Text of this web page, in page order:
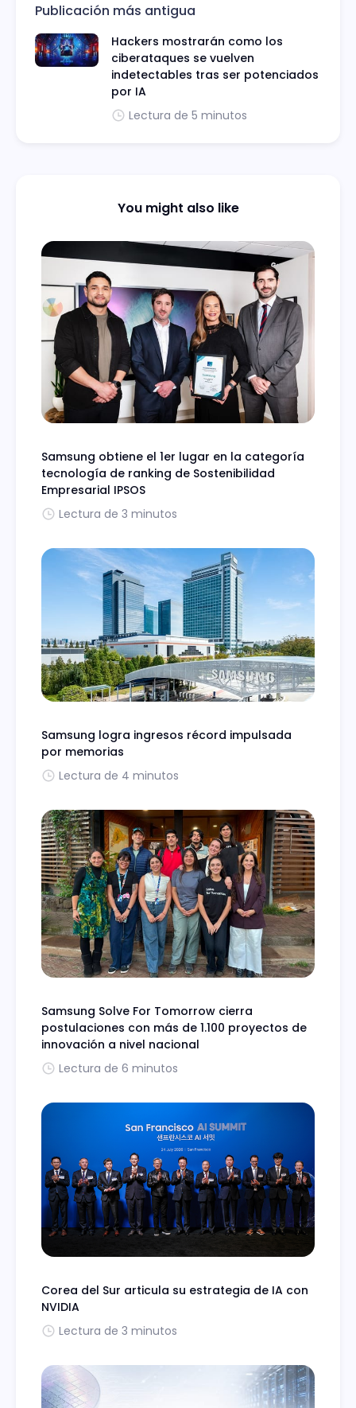
Publicación más antigua
Hackers mostrarán como los
ciberataques se vuelven
indetectables tras ser potenciados
por IA
Lectura de 5 minutos
You might also like
Samsung obtiene el 1er lugar en la categoría
tecnología de ranking de Sostenibilidad
Empresarial IPSOS
Lectura de 3 minutos
Samsung logra ingresos récord impulsada
por memorias
Lectura de 4 minutos
Samsung Solve For Tomorrow cierra
postulaciones con más de 1.100 proyectos de
innovación a nivel nacional
Lectura de 6 minutos
Corea del Sur articula su estrategia de IA con
NVIDIA
Lectura de 3 minutos